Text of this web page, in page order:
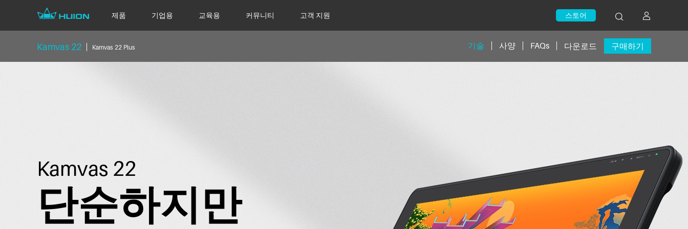
제품 기업용 교육용 커뮤니티 고객 지원 스토어
Kamvas 22 Kamvas 22 Plus 기술 사양 FAQs 다운로드 구매하기
Kamvas 22
단순하지만